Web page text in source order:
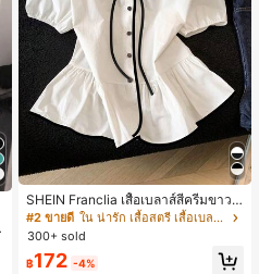
SHEIN Franclia เสื้อเบลาส์สีครีมขาวนุ่
มนวล เอวรูด, แต่งขอบตัดกัน + โบว์ผูก,
แขนพอง จับคู่กับกระโปรงชายระบาย,
ลดอายุและดูดี, นุ่มและเก๋ไก๋สำหรับใส่ทุ
กวัน
#2 ขายดี
ใน น่ารัก เสื้อสตรี เสื้อเบลาส์ & Tee
300+ sold
฿172 -4%